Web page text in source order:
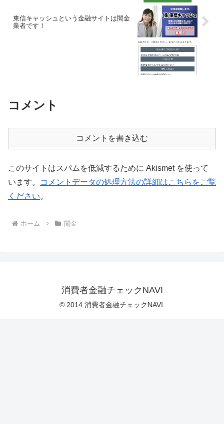
東信キャッシュという金融サイトは闇金
業者です！
コメント
コメントを書き込む
このサイトはスパムを低減するために Akismet を使って
います。
コメントデータの処理方法の詳細はこちらをご覧
ください。
ホーム 闇金
消費者金融チェックNAVI
© 2014 消費者金融チェックNAVI.